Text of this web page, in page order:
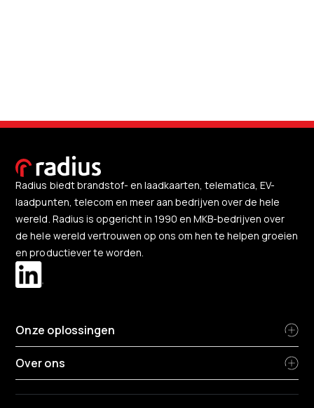
Radius biedt brandstof- en laadkaarten, telematica, EV-
laadpunten, telecom en meer aan bedrijven over de hele
wereld. Radius is opgericht in 1990 en MKB-bedrijven over
de hele wereld vertrouwen op ons om hen te helpen groeien
en productiever te worden.
Onze oplossingen
Over ons